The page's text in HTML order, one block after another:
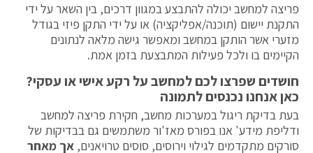
פריצה למחשב יכולה להתבצע במגוון דרכים, בין השאר על ידי
התקנת יישום (תוכנה/אפליקציה) או על ידי התקן פיזי בגודל
מזערי אשר הותקן במחשב ומאפשר גישה מלאה לנתונים
הקיימים בו ולכל פעילות המתבצעת בזמן אמת.
חושדים שפרצו לכם למחשב על רקע אישי או עסקי?
כאן אנחנו נכנסים לתמונה
בעת בדיקת ריגול במערכות מחשב, חקירת פריצה למחשב
ודליפת מידע' אנו בפורס מאז'ור משתמשים גם בבדיקות של
סורקים מתקדמים לגילוי וירוסים, סוסים טרויאנים, אך מאחר